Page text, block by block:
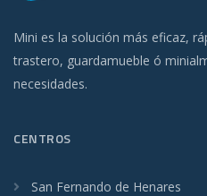
Mini es la solución más eficaz,
trastero, guardamueble ó
necesidades.
CENTROS
San Fernando de Henares